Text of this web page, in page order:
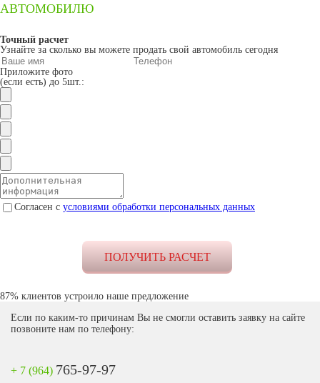
АВТОМОБИЛЮ
Точный расчет
Узнайте за сколько вы можете продать свой автомобиль сегодня
Приложите фото
(если есть) до 5шт.:
Согласен с условиями обработки персональных данных
87% клиентов устроило наше предложение
Если по каким-то причинам Вы не смогли оставить заявку на сайте
позвоните нам по телефону:
+ 7 (964) 765-97-97